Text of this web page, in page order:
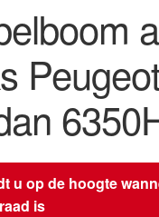
u op de hoogte
is